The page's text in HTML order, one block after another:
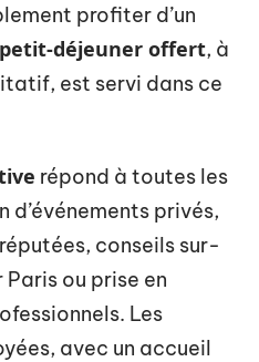
profiter d’un
petit-déjeuner offert, à
est servi dans ce
répond à toutes les
privés,
conseils sur-
ou prise en
Les
avec un accueil